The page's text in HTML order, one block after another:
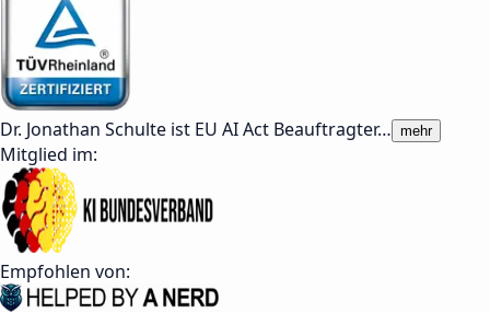
Dr. Jonathan Schulte ist EU AI Act Beauftragter… mehr
Mitglied im:
Empfohlen von: